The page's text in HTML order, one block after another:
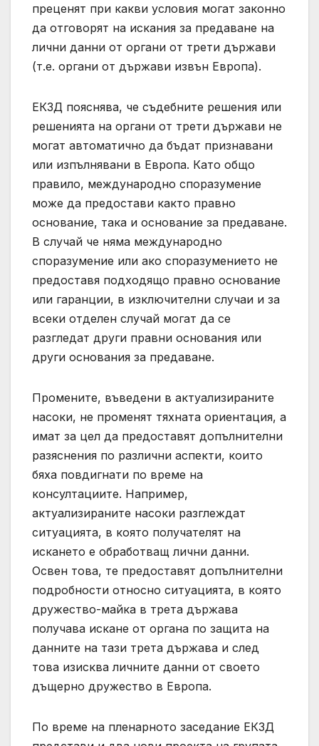
преценят при какви условия могат законно
да отговорят на искания за предаване на
лични данни от органи от трети държави
(т.е. органи от държави извън Европа).
ЕКЗД пояснява, че съдебните решения или
решенията на органи от трети държави не
могат автоматично да бъдат признавани
или изпълнявани в Европа. Като общо
правило, международно споразумение
може да предостави както правно
основание, така и основание за предаване.
В случай че няма международно
споразумение или ако споразумението не
предоставя подходящо правно основание
или гаранции, в изключителни случаи и за
всеки отделен случай могат да се
разгледат други правни основания или
други основания за предаване.
Промените, въведени в актуализираните
насоки, не променят тяхната ориентация, а
имат за цел да предоставят допълнителни
разяснения по различни аспекти, които
бяха повдигнати по време на
консултациите. Например,
актуализираните насоки разглеждат
ситуацията, в която получателят на
искането е обработващ лични данни.
Освен това, те предоставят допълнителни
подробности относно ситуацията, в която
дружество-майка в трета държава
получава искане от органа по защита на
данните на тази трета държава и след
това изисква личните данни от своето
дъщерно дружество в Европа.
По време на пленарното заседание ЕКЗД